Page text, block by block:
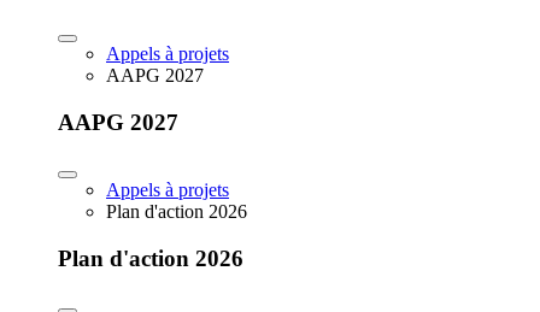
Appels à projets
AAPG 2027
AAPG 2027
Appels à projets
Plan d'action 2026
Plan d'action 2026